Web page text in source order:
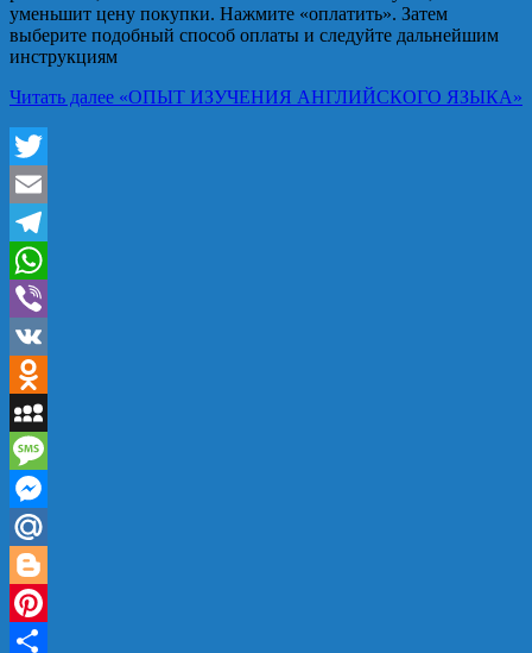
уменьшит цену покупки. Нажмите «оплатить». Затем
выберите подобный способ оплаты и следуйте дальнейшим
инструкциям
Читать далее «ОПЫТ ИЗУЧЕНИЯ АНГЛИЙСКОГО ЯЗЫКА»
Twitter
Email
Telegram
WhatsApp
Viber
VK
Odnoklassniki
MySpace
Message
Messenger
Mail.Ru
Blogger
Pinterest